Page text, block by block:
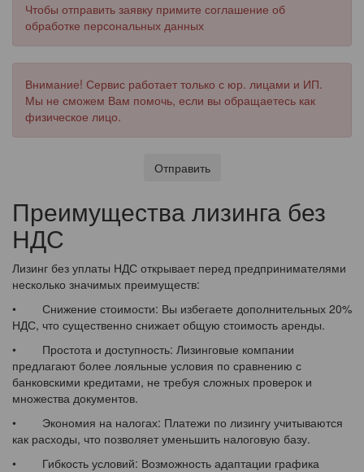
Чтобы отправить заявку примите соглашение об
обработке персональных данных
Внимание! Сервис работает только с юр. лицами и ИП.
Мы не сможем Вам помочь, если вы обращаетесь как
физическое лицо.
Отправить
Преимущества лизинга без
НДС
Лизинг без уплаты НДС открывает перед предпринимателями
несколько значимых преимуществ:
• Снижение стоимости: Вы избегаете дополнительных 20%
НДС, что существенно снижает общую стоимость аренды.
• Простота и доступность: Лизинговые компании
предлагают более лояльные условия по сравнению с
банковскими кредитами, не требуя сложных проверок и
множества документов.
• Экономия на налогах: Платежи по лизингу учитываются
как расходы, что позволяет уменьшить налоговую базу.
• Гибкость условий: Возможность адаптации графика